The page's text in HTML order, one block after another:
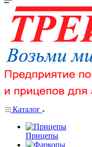
Каталог
Прицепы